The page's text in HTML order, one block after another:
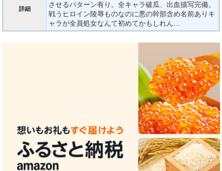
詳細
させるパターン有り。全キャラ破瓜、出血描写完備。
戦うヒロイン陵辱ものなのに悪の幹部含め名前ありキ
ャラが全員処女なんて初めてかもしれん…